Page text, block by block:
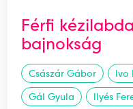
Férfi
bajnokság
Császár Gábor Ivo
Gál Gyula
Ilyés